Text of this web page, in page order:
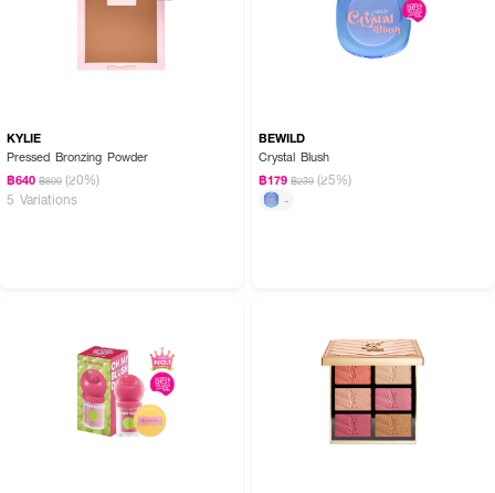
KYLIE
Pressed Bronzing Powder
฿640 ฿800 (20%)
5 Variations
BEWILD
Crystal Blush
฿179 ฿239 (25%)
-